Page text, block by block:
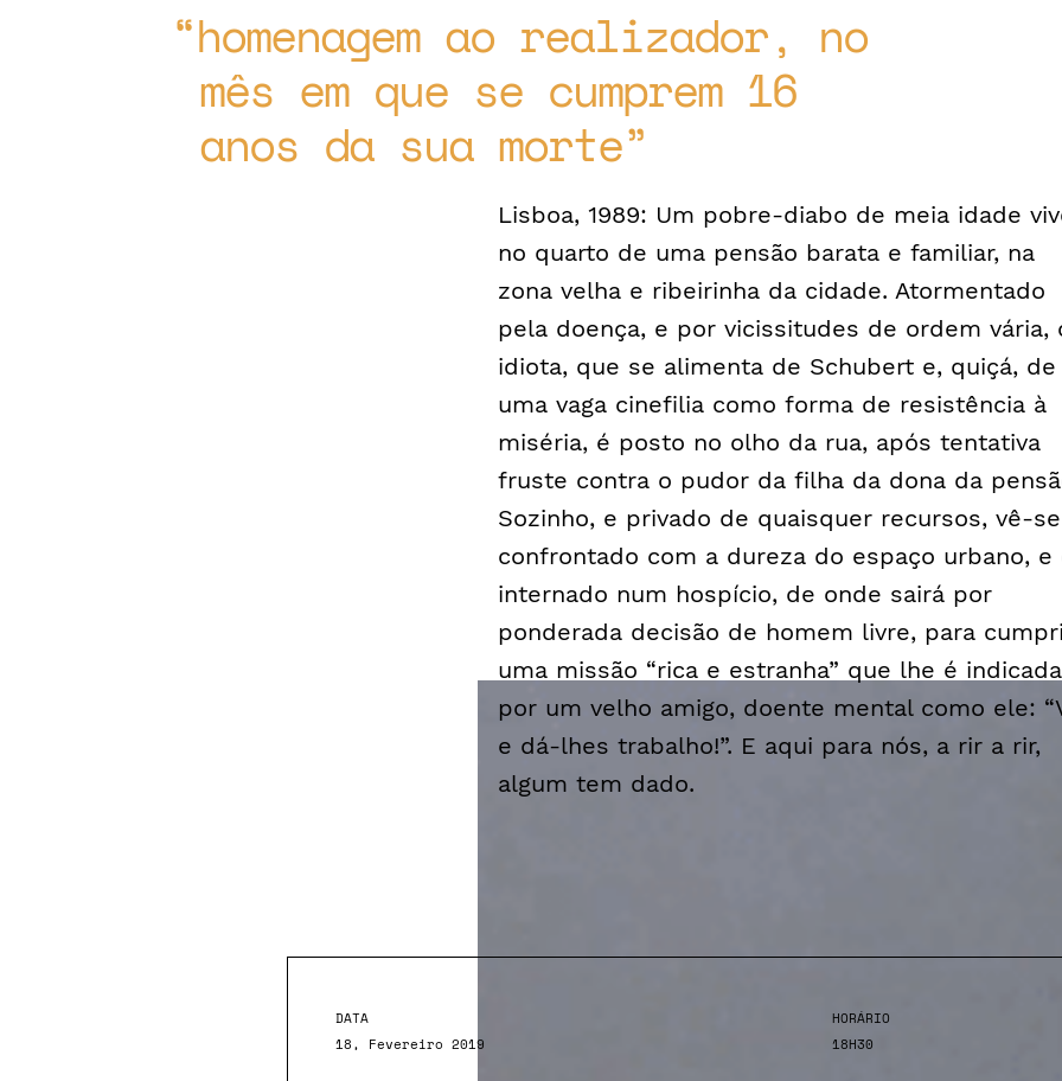
homenagem ao realizador, no
mês em que se cumprem 16
anos da sua morte
Lisboa, 1989: Um pobre-diabo de meia idade
no quarto de uma pensão barata e familiar, na
zona velha e ribeirinha da cidade. Atormentado
pela doença, e por vicissitudes de ordem vária,
idiota, que se alimenta de Schubert e, quiçá, de
uma vaga cinefilia como forma de resistência à
miséria, é posto no olho da rua, após tentativa
fruste contra o pudor da filha da dona da
Sozinho, e privado de quaisquer recursos, vê-se
confrontado com a dureza do espaço urbano, e
internado num hospício, de onde sairá por
ponderada decisão de homem livre, para
uma missão “rica e estranha” que lhe é indicada
por um velho amigo, doente mental como ele:
e dá-lhes trabalho!”. E aqui para nós, a rir a rir,
algum tem dado.
DATA
18, Fevereiro 2019
HORÁRIO
18H30